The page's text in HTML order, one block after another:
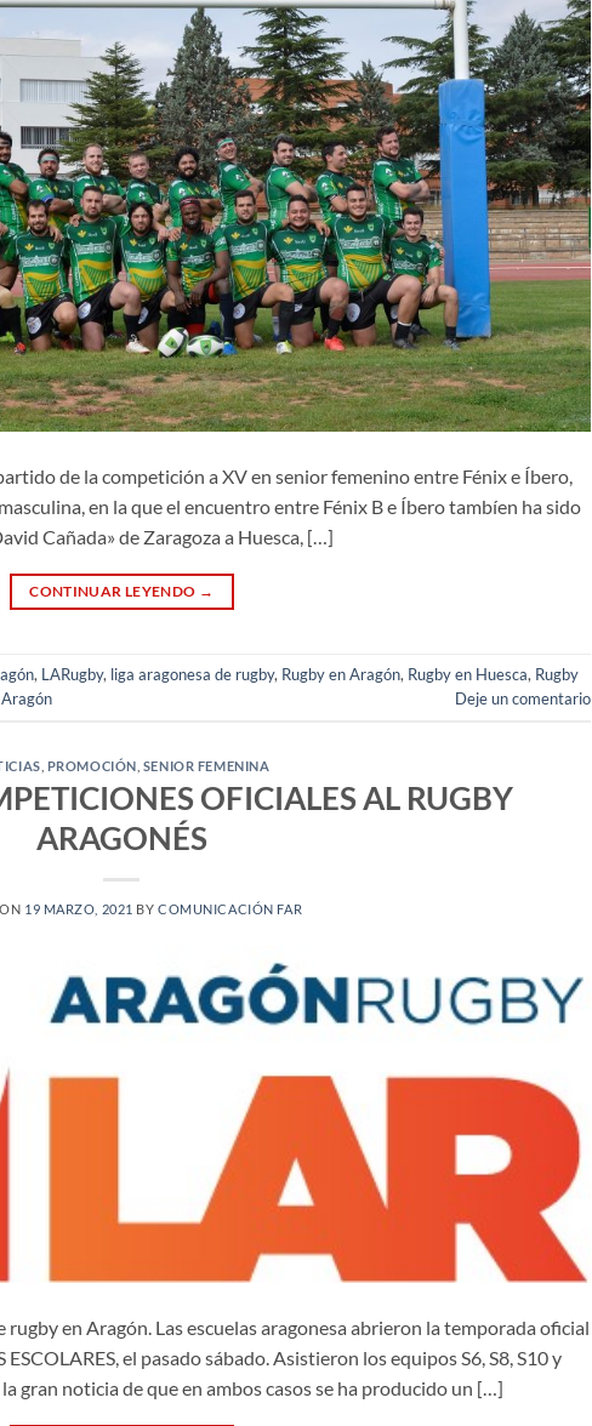
de la competición a XV en senior femenino entre Fénix e Íbero,
en la que el encuentro entre Fénix B e Íbero tambíen ha sido
Cañada» de Zaragoza a Huesca, […]
CONTINUAR LEYENDO →
, LARugby, liga aragonesa de rugby, Rugby en Aragón, Rugby en Huesca, Rugby
Deje un comentario
PROMOCIÓN SENIOR FEMENINA
OFICIALES AL RUGBY
ARAGONÉS
19 MARZO, 2021 BYCOMUNICACIÓN FAR
rugby en Aragón. Las escuelas aragonesa abrieron la temporada oficial
el pasado sábado. Asistieron los equipos S6, S8, S10 y
gran noticia de que en ambos casos se ha producido un […]